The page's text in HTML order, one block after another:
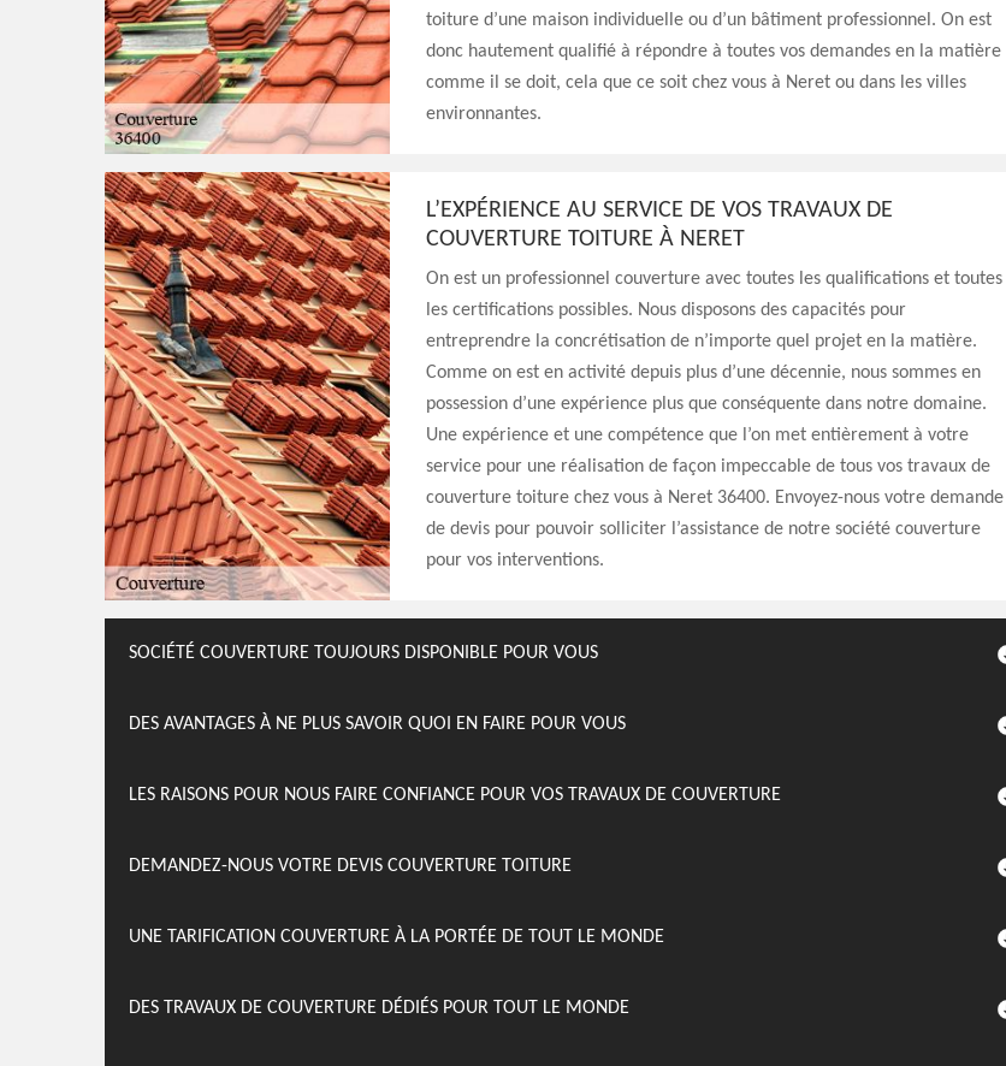
toiture d’une maison individuelle ou d’un bâtiment professionnel. On est
donc hautement qualifié à répondre à toutes vos demandes en la matière
comme il se doit, cela que ce soit chez vous à Neret ou dans les villes
environnantes.
L’EXPÉRIENCE AU SERVICE DE VOS TRAVAUX DE
COUVERTURE TOITURE À NERET
On est un professionnel couverture avec toutes les qualifications et toutes
les certifications possibles. Nous disposons des capacités pour
entreprendre la concrétisation de n’importe quel projet en la matière.
Comme on est en activité depuis plus d’une décennie, nous sommes en
possession d’une expérience plus que conséquente dans notre domaine.
Une expérience et une compétence que l’on met entièrement à votre
service pour une réalisation de façon impeccable de tous vos travaux de
couverture toiture chez vous à Neret 36400. Envoyez-nous votre demande
de devis pour pouvoir solliciter l’assistance de notre société couverture
pour vos interventions.
SOCIÉTÉ COUVERTURE TOUJOURS DISPONIBLE POUR VOUS
DES AVANTAGES À NE PLUS SAVOIR QUOI EN FAIRE POUR VOUS
LES RAISONS POUR NOUS FAIRE CONFIANCE POUR VOS TRAVAUX DE COUVERTURE
DEMANDEZ-NOUS VOTRE DEVIS COUVERTURE TOITURE
UNE TARIFICATION COUVERTURE À LA PORTÉE DE TOUT LE MONDE
DES TRAVAUX DE COUVERTURE DÉDIÉS POUR TOUT LE MONDE